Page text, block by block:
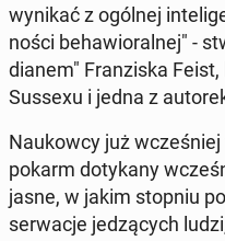
wynikać z ogólnej
no­ści be­ha­wio­ral­nej" -
dia­nem" Fran­zi­ska
Sussexu i jedna z
Na­ukow­cy już
pokarm do­ty­ka­ny
jasne, w jakim stopniu
ser­wa­cje je­dzą­cych